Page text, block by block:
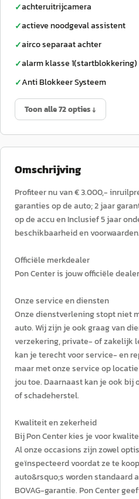
✓achteruitrijcamera
✓actieve noodgeval assistent
✓airco separaat achter
✓alarm klasse 1(startblokkering)
✓Anti Blokkeer Systeem
Toon alle 72 opties ↓
Omschrijving
Profiteer nu van € 3.000,-
garanties op de auto; 2 jaar
op de accu en Inclusief 5 jaar
beschikbaarheid en voorwaarden.
Officiële merkdealer
Pon Center is jouw officiële
Onze service en diensten
Onze dienstverlening stopt niet
auto. Wij zijn je ook graag van
verzekering, private- of zakelijk
kan je terecht voor service- en
maar met onze service op
jou toe. Daarnaast kan je ook bij
of schadeherstel.
Kwaliteit en zekerheid
Bij Pon Center kies je voor
Al onze occasions zijn zowel
geïnspecteerd voordat ze te
auto&rsquo;s worden standaard
BOVAG-garantie. Pon Center